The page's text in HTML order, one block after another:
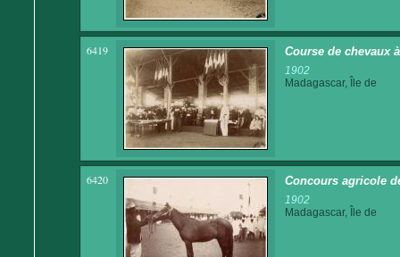
6419 Course de chevaux
1902
Madagascar, Île de
6420 Concours agricole
1902
Madagascar, Île de